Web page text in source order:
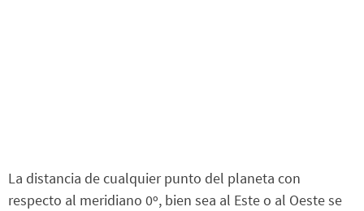
La distancia de cualquier punto del planeta con
respecto al meridiano 0º, bien sea al Este o al Oeste se